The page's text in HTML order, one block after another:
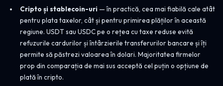
Cripto și stablecoin-uri — în practică, cea mai fiabilă cale atât
pentru plata taxelor, cât și pentru primirea plăților în această
regiune. USDT sau USDC pe o rețea cu taxe reduse evită
refuzurile cardurilor și întârzierile transferurilor bancare și îți
permite să păstrezi valoarea în dolari. Majoritatea firmelor
prop din comparația de mai sus acceptă cel puțin o opțiune de
plată în cripto.